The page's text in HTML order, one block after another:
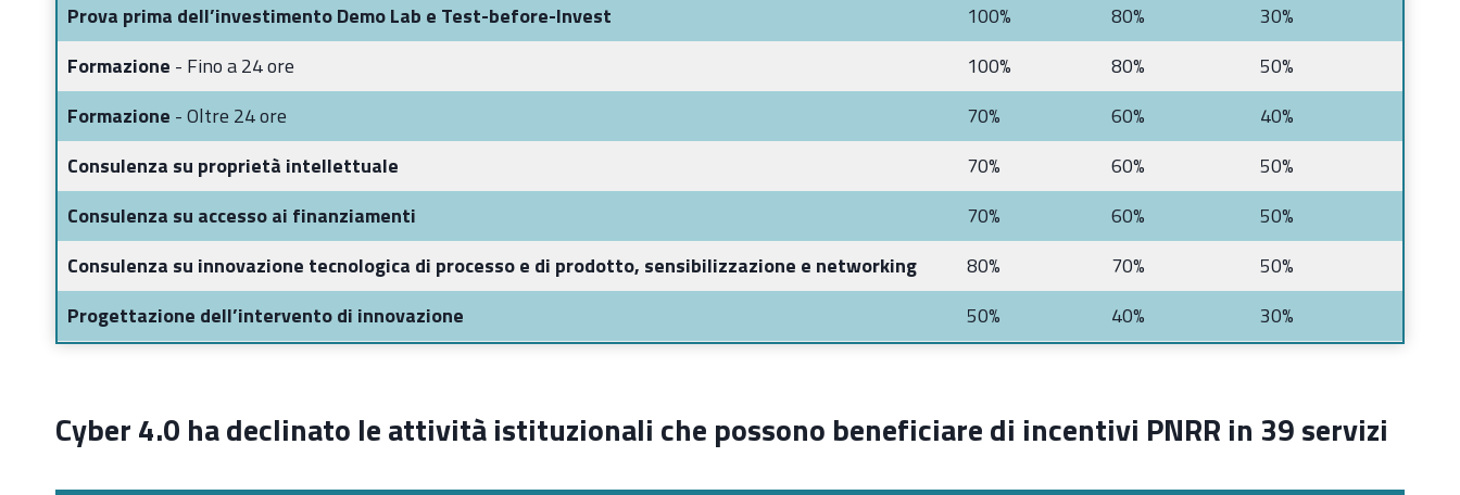
Prova prima dell’investimento Demo Lab e Test-before-Invest
100% 80%
30%
Formazione - Fino a 24 ore 100% 80%
50%
Formazione - Oltre 24 ore 70% 60%
40%
Consulenza su proprietà intellettuale
70% 60%
50%
Consulenza su accesso ai finanziamenti
70% 60%
50%
Consulenza su innovazione tecnologica di processo e di prodotto, sensibilizzazione e networking
80% 70%
50%
Progettazione dell’intervento di innovazione
50% 40% 30%
Cyber 4.0 ha declinato le attività istituzionali che possono beneficiare di incentivi PNRR in 39 servizi